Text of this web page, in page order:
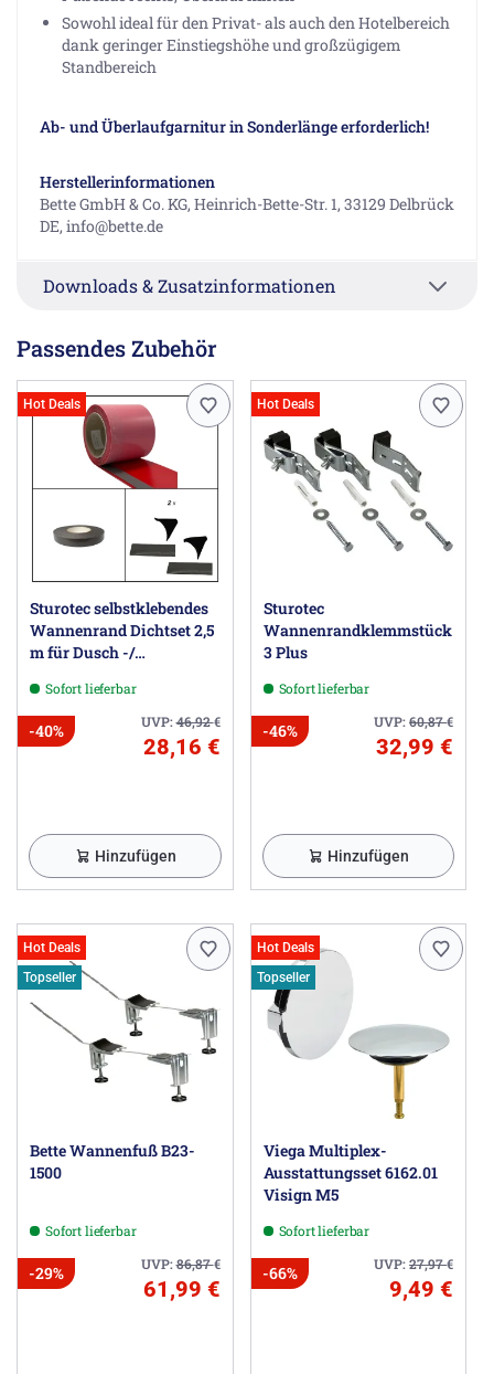
Sowohl ideal für den Privat- als auch den Hotelbereich
dank geringer Einstiegshöhe und großzügigem
Standbereich
Ab- und Überlaufgarnitur in Sonderlänge erforderlich!
Herstellerinformationen
Bette GmbH & Co. KG, Heinrich-Bette-Str. 1, 33129 Delbrück
DE, info@bette.de
Downloads & Zusatzinformationen
Passendes Zubehör
Hot Deals
Sturotec selbstklebendes
Wannenrand Dichtset 2,5
m für Dusch -/
Sofort lieferbar
UVP:46,92€
-40%
28,16 €
Hinzufügen
Hot Deals
Sturotec
Wannenrandklemmstück
3 Plus
Sofort lieferbar
UVP:60,87€
-46%
32,99 €
Hinzufügen
Hot Deals
Topseller
Bette Wannenfuß B23-
1500
Sofort lieferbar
UVP:86,87€
-29%
61,99 €
Hot Deals
Topseller
Viega Multiplex-
Ausstattungsset 6162.01
Visign M5
Sofort lieferbar
UVP:27,97€
-66%
9,49 €